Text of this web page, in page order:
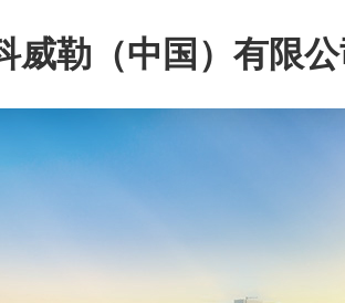
威勒（中国）有限